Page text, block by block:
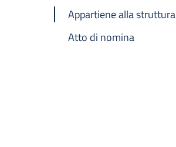
Appartiene alla struttura
Atto di nomina